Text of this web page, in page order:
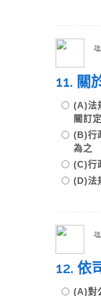
11. 關
(A)法
關訂
(B)行
為之
(C)行
(D)法
12. 依
(A)對